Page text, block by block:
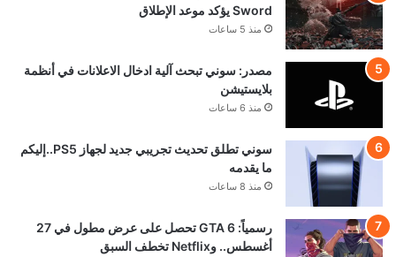
Sword يؤكد موعد الإطلاق
منذ 5 ساعات
مصدر: سوني تبحث آلية ادخال الاعلانات في أنظمة
بلايستيشن
منذ 6 ساعات
سوني تطلق تحديث تجريبي جديد لجهاز PS5..إليكم
ما يقدمه
منذ 8 ساعات
رسمياً: GTA 6 تحصل على عرض مطول في 27
أغسطس.. وNetflix تخطف السبق